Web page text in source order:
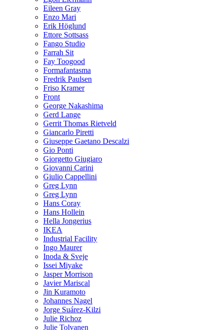
Eileen Gray
Enzo Mari
Erik Höglund
Ettore Sottsass
Fango Studio
Farrah Sit
Fay Toogood
Formafantasma
Fredrik Paulsen
Friso Kramer
Front
George Nakashima
Gerd Lange
Gerrit Thomas Rietveld
Giancarlo Piretti
Giuseppe Gaetano Descalzi
Gio Ponti
Giorgetto Giugiaro
Giovanni Carini
Giulio Cappellini
Greg Lynn
Greg Lynn
Hans Coray
Hans Hollein
Hella Jongerius
IKEA
Industrial Facility
Ingo Maurer
Inoda & Sveje
Issei Miyake
Jasper Morrison
Javier Mariscal
Jin Kuramoto
Johannes Nagel
Jorge Suárez-Kilzi
Julie Richoz
Julie Tolvanen